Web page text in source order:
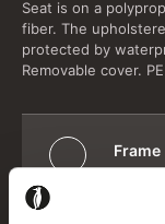
Seat is on a
fiber. The
protected by
Removable cover.
Frame